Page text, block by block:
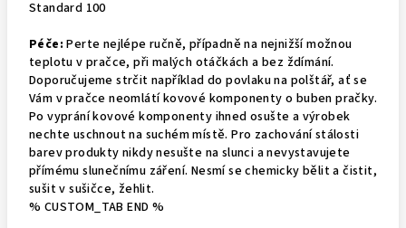
Standard 100
Péče: Perte nejlépe ručně, případně na nejnižší možnou
teplotu v pračce, při malých otáčkách a bez ždímání.
Doporučujeme strčit například do povlaku na polštář, ať se
Vám v pračce neomlátí kovové komponenty o buben pračky.
Po vyprání kovové komponenty ihned osušte a výrobek
nechte uschnout na suchém místě. Pro zachování stálosti
barev produkty nikdy nesušte na slunci a nevystavujete
přímému slunečnímu záření. Nesmí se chemicky bělit a čistit,
sušit v sušičce, žehlit.
% CUSTOM_TAB END %